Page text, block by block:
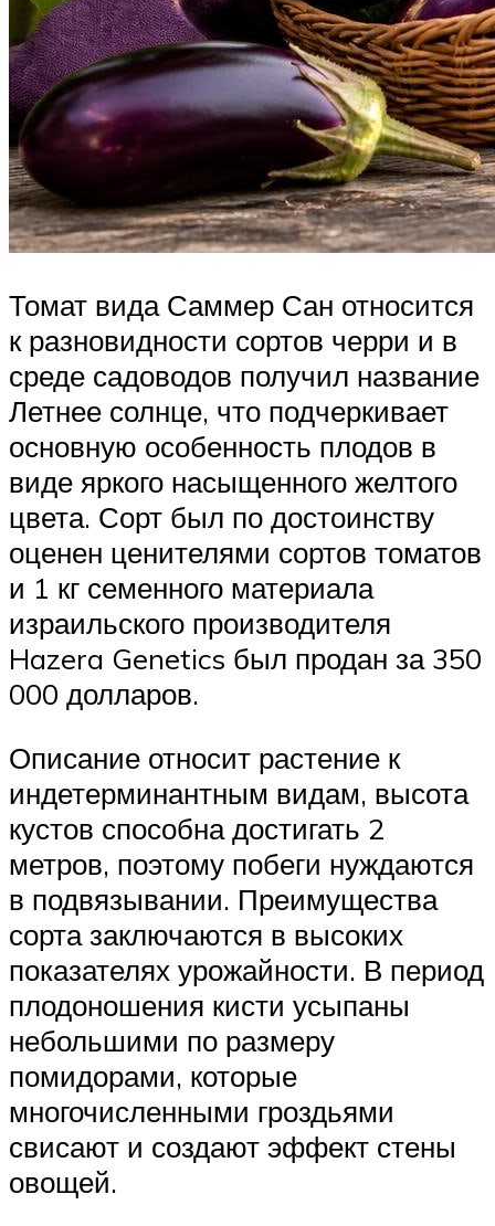
Томат вида Саммер Сан относится
к разновидности сортов черри и в
среде садоводов получил название
Летнее солнце, что подчеркивает
основную особенность плодов в
виде яркого насыщенного желтого
цвета. Сорт был по достоинству
оценен ценителями сортов томатов
и 1 кг семенного материала
израильского производителя
Hazera Genetics был продан за 350
000 долларов.
Описание относит растение к
индетерминантным видам, высота
кустов способна достигать 2
метров, поэтому побеги нуждаются
в подвязывании. Преимущества
сорта заключаются в высоких
показателях урожайности. В период
плодоношения кисти усыпаны
небольшими по размеру
помидорами, которые
многочисленными гроздьями
свисают и создают эффект стены
овощей.